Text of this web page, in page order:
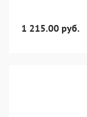
1 215.00 руб.